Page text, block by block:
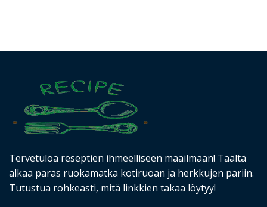
Tervetuloa reseptien ihmeelliseen maailmaan! Täältä
alkaa paras ruokamatka kotiruoan ja herkkujen pariin.
Tutustua rohkeasti, mitä linkkien takaa löytyy!